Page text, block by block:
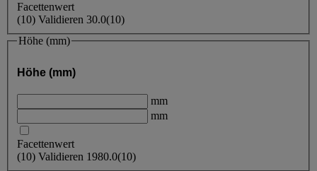
Facettenwert
(10) Validieren 30.0(10)
Höhe (mm)
Höhe (mm)
mm
mm
Facettenwert
(10) Validieren 1980.0(10)